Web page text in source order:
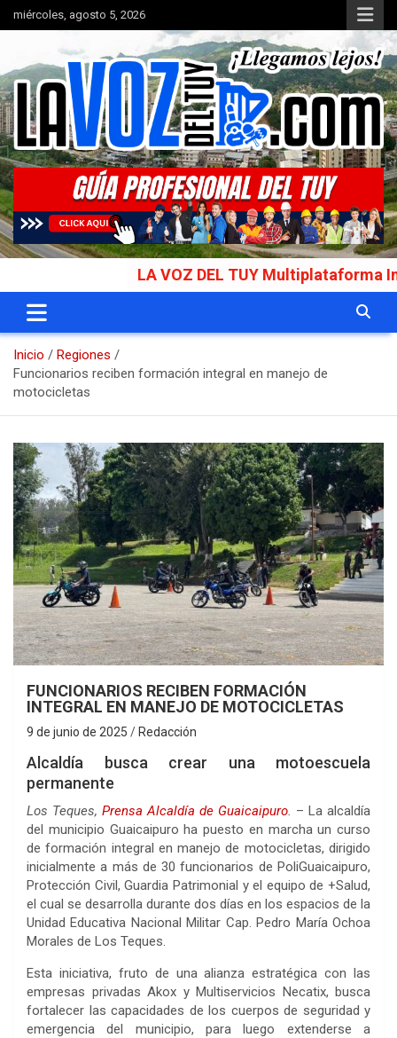
Saltar
al
miércoles, agosto 5, 2026
La Voz del Tuy
Portal de noticias
LA VOZ DEL TUY Multiplataforma
Inicio
Regiones
Funcionarios reciben formación integral en manejo de
motocicletas
FUNCIONARIOS RECIBEN FORMACIÓN
INTEGRAL EN MANEJO DE MOTOCICLETAS
9 de junio de 2025 Redacción
Alcaldía busca crear una motoescuela
permanente
Los Teques, Prensa Alcaldía de Guaicaipuro – La alcaldía
del municipio Guaicaipuro ha puesto en marcha un curso
de formación integral en manejo de motocicletas, dirigido
inicialmente a más de 30 funcionarios de PoliGuaicaipuro,
Protección Civil, Guardia Patrimonial y el equipo de +Salud,
el cual se desarrolla durante dos días en los espacios de la
Unidad Educativa Nacional Militar Cap. Pedro María Ochoa
Morales de Los Teques.
Esta iniciativa, fruto de una alianza estratégica con las
empresas privadas Akox y Multiservicios Necatix, busca
fortalecer las capacidades de los cuerpos de seguridad y
emergencia del municipio, para luego extenderse a